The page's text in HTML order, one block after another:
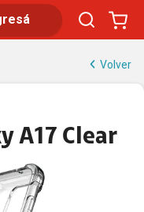
Volver
A17 Clear
Claro